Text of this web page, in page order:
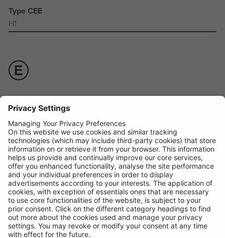
Type CEE
H1
Disponible sous
BOX - SINGLE
Code:R465